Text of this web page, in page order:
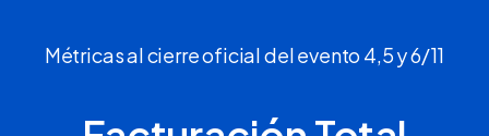
Métricas al cierre oficial del evento 4,5 y 6/11